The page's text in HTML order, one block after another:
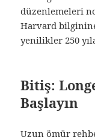
düzenlemeleri
Harvard
yenilikler 250
Bitiş:
Başlayın
Uzun ömür